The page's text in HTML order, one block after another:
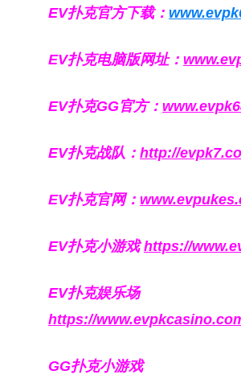
EV扑克官方下载：
EV扑克电脑版网址：
EV扑克GG官方：
EV扑克战队： http://
EV扑克官网：
EV扑克小游戏https://
EV扑克娱乐场
https://
GG扑克小游戏